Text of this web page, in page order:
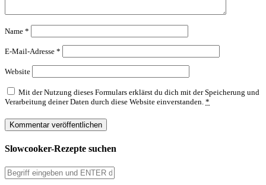
Name *
E-Mail-Adresse *
Website
Mit der Nutzung dieses Formulars erklärst du dich mit der Speicherung und
Verarbeitung deiner Daten durch diese Website einverstanden. *
Slowcooker-Rezepte suchen